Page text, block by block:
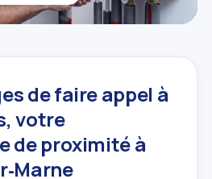
de faire appel à
votre
de proximité à